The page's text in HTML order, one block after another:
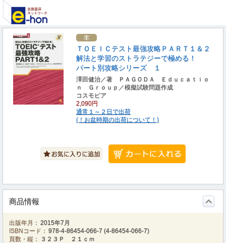
ＴＯＥＩＣテスト最強攻略ＰＡＲＴ１＆２
解法と学習のストラテジーで極める！
パート別攻略シリーズ １
澤田健治／著 ＰＡＧＯＤＡ Ｅｄｕｃａｔｉｏ
ｎ Ｇｒｏｕｐ／模擬試験問題作成
コスモピア
2,090円
通常１～２日で出荷
(！お盆時期の出荷について！)
商品情報
出版年月： 2015年7月
ISBNコード： 978-4-86454-066-7 (4-86454-066-7)
頁数・縦：
３２３Ｐ ２１ｃｍ